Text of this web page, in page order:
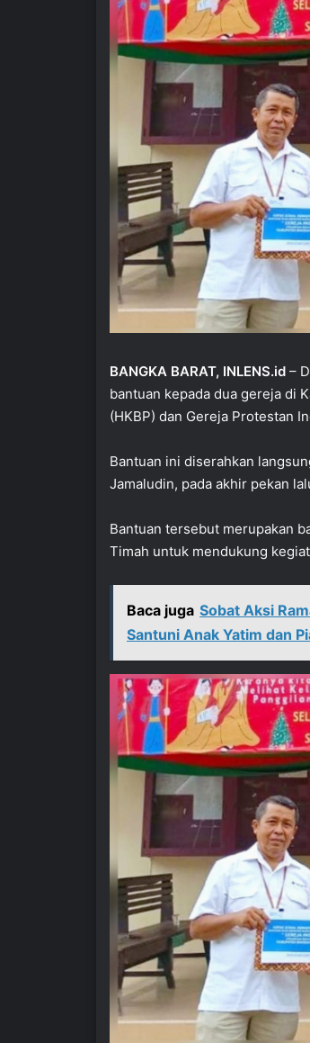
BANGKA BARAT, INLENS.id –
bantuan kepada dua gereja di
(HKBP) dan Gereja Protestan
Bantuan ini diserahkan
Jamaludin, pada akhir pekan
Bantuan tersebut merupakan
Timah untuk mendukung
Baca juga Sobat Aksi
Santuni Anak Yatim dan